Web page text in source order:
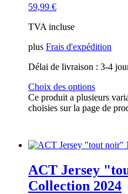
59,99 €
TVA incluse
plus Frais d'expédition
Délai de livraison : 3-4
Choix des options
Ce produit a plusieurs
choisies sur la page de
ACT Jersey
Collection 2024